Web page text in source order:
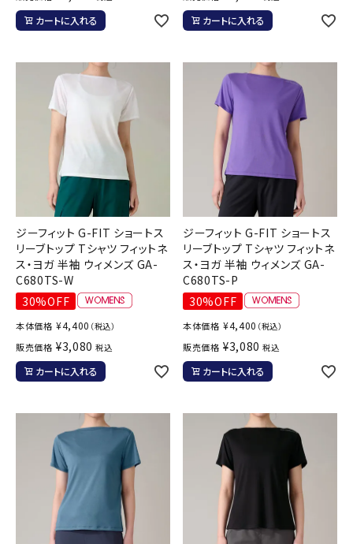
カートに入れる カートに入れる
ジーフィット G-FIT ショートス
リーブトップ Tシャツ フィットネ
ス・ヨガ 半袖 ウィメンズ GA-
C680TS-W
30%OFF
本体価格 ¥4,400 （税込）
販売価格 ¥3,080 税込
カートに入れる
ジーフィット G-FIT ショートス
リーブトップ Tシャツ フィットネ
ス・ヨガ 半袖 ウィメンズ GA-
C680TS-P
30%OFF
本体価格 ¥4,400 （税込）
販売価格 ¥3,080 税込
カートに入れる